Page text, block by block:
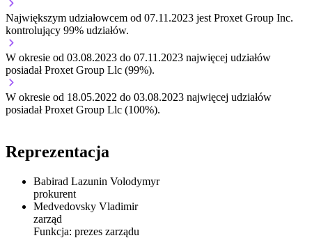
Największym udziałowcem od 07.11.2023 jest Proxet Group Inc.
kontrolujący 99% udziałów.
W okresie od 03.08.2023 do 07.11.2023 najwięcej udziałów
posiadał Proxet Group Llc (99%).
W okresie od 18.05.2022 do 03.08.2023 najwięcej udziałów
posiadał Proxet Group Llc (100%).
Reprezentacja
Babirad Lazunin Volodymyr
prokurent
Medvedovsky Vladimir
zarząd
Funkcja: prezes zarządu